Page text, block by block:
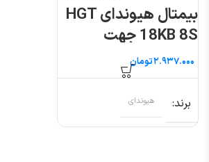
بیمتال هیوندای HGT
18KB 8S جهت
کنتاکتور ۹ تا ۲۲ آمپرتومان
برند هیوندای